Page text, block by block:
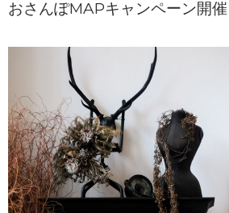
おさんぽMAPキャンペーン開催